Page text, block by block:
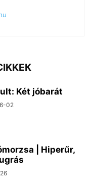
Két jóbarát
02
| Hiperűr,